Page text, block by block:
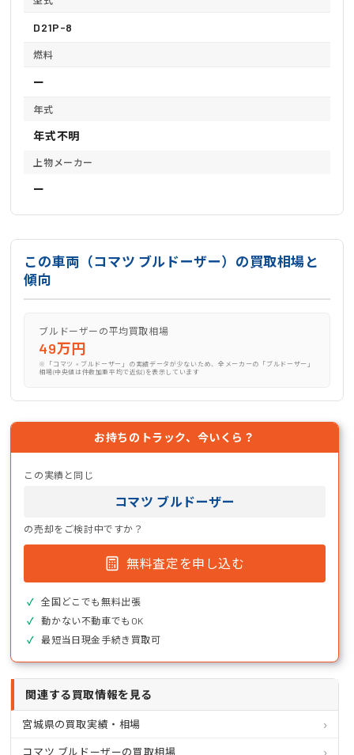
D21P-8
燃料
ー
年式
年式不明
上物メーカー
ー
この車両（コマツ ブルドーザー）の買取相場と
傾向
ブルドーザーの平均買取相場
49万円
※「コマツ × ブルドーザー」の実績データが少ないため、全メーカーの「ブルドーザー」
相場(中央値は件数加重平均で近似)を表示しています
お持ちのトラック、今いくら？
この実績と同じ
コマツ ブルドーザー
の売却をご検討中ですか？
無料査定を申し込む
全国どこでも無料出張
動かない不動車でもOK
最短当日現金手続き買取可
関連する買取情報を見る
宮城県の買取実績・相場
コマツ ブルドーザーの買取相場